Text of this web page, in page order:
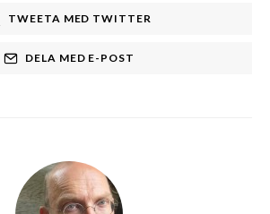
TWEETA MED TWITTER
DELA MED E-POST